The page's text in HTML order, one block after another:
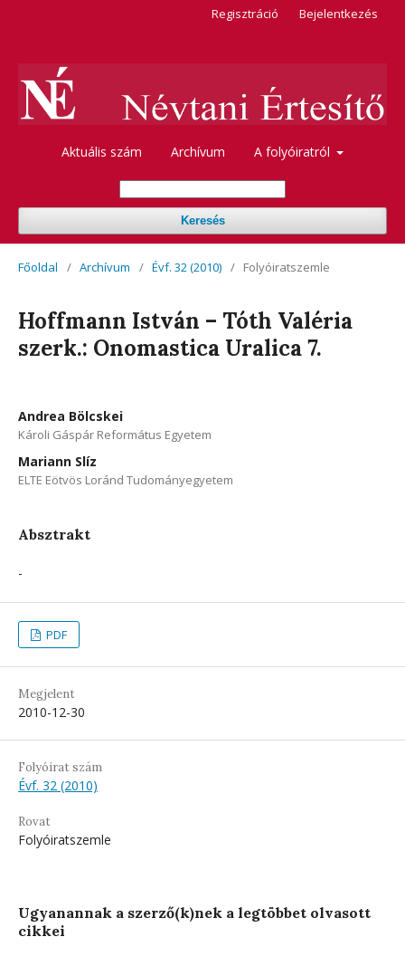
Aktuális szám Archívum A folyóiratról
Keresés
Regisztráció Bejelentkezés
Főoldal / Archívum / Évf. 32 (2010) / Folyóiratszemle
Hoffmann István – Tóth Valéria
szerk.: Onomastica Uralica 7.
Andrea Bölcskei
Károli Gáspár Református Egyetem
Mariann Slíz
ELTE Eötvös Loránd Tudományegyetem
Absztrakt
-
PDF
Megjelent
2010-12-30
Folyóirat szám
Évf. 32 (2010)
Rovat
Folyóiratszemle
Ugyanannak a szerző(k)nek a legtöbbet olvasott
cikkei